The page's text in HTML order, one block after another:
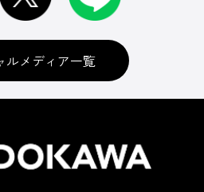
ルメディア一覧